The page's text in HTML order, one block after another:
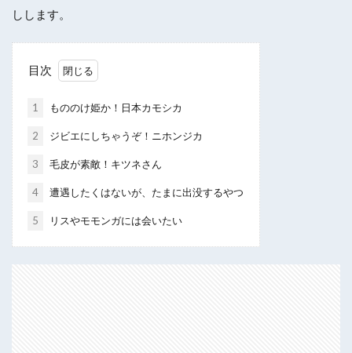
しします。
目次
1 もののけ姫か！日本カモシカ
2 ジビエにしちゃうぞ！ニホンジカ
3 毛皮が素敵！キツネさん
4 遭遇したくはないが、たまに出没するやつ
5 リスやモモンガには会いたい